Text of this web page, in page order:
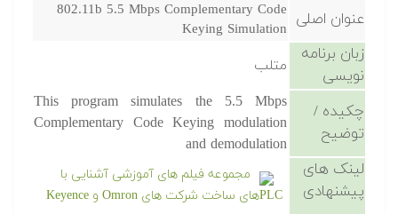
عنوان اصلی 802.11b 5.5 Mbps Complementary Code
Keying Simulation
زبان برنامه
نویسی
متلب
چکیده /
توضیح
This program simulates the 5.5 Mbps
Complementary Code Keying modulation
and demodulation
لینک های
پیشنهادی
مجموعه فیلم های آموزشی آشنایی با
PLCهای ساخت شرکت های Omron و Keyence